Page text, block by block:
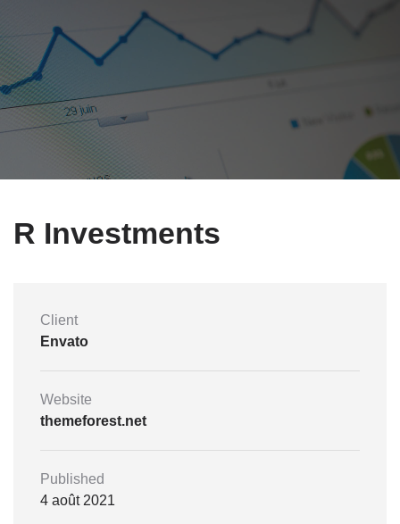
R Investments
Client
Envato
Website
themeforest.net
Published
4 août 2021